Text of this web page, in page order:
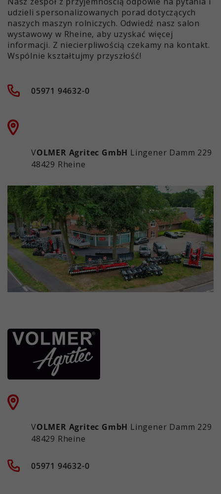
udzieli spersonalizowanych porad dotyczących
naszych maszyn rolniczych. Odwiedź nasz salon
wystawowy w Rheine, aby uzyskać więcej
informacji. Z niecierpliwością czekamy na kontakt.
Wspólnie kształtujmy przyszłość!
05971 94632-0
VOLMER Agritec GmbH Lingener Damm 229
48429 Rheine
VOLMER Agritec GmbH Lingener Damm 229
48429 Rheine
05971 94632-0